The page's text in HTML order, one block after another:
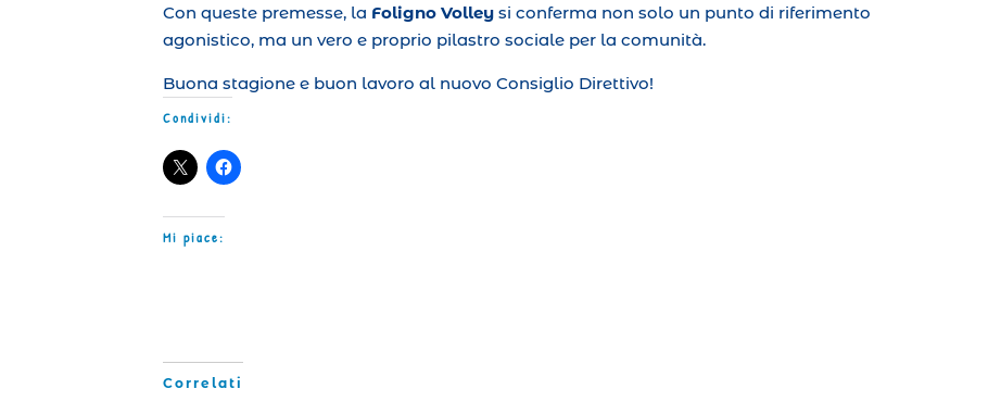
Con queste premesse, la Foligno Volley si conferma non solo un punto di riferimento
agonistico, ma un vero e proprio pilastro sociale per la comunità.
Buona stagione e buon lavoro al nuovo Consiglio Direttivo!
Condividi:
Mi piace:
Correlati